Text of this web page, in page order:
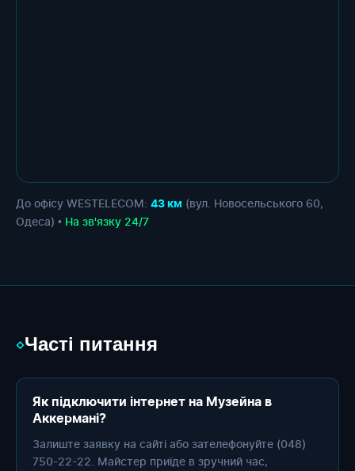
До офісу WESTELECOM: 43 км (вул. Новосельського 60,
Одеса) • На зв'язку 24/7
◇Часті питання
Як підключити інтернет на Музейна в
Аккермані?
Залиште заявку на сайті або зателефонуйте (048)
750-22-22. Майстер приїде в зручний час,